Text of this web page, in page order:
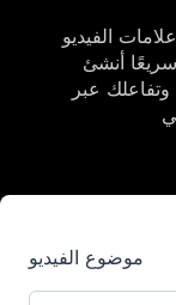
الفيديو
أنشئ
عبر
موضوع الفيديو